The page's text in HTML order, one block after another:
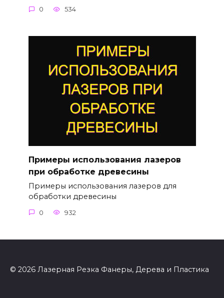
0 534
Примеры использования лазеров
при обработке древесины
Примеры использования лазеров для
обработки древесины
0 932
© 2026 Лазерная Резка Фанеры, Дерева и Пластика